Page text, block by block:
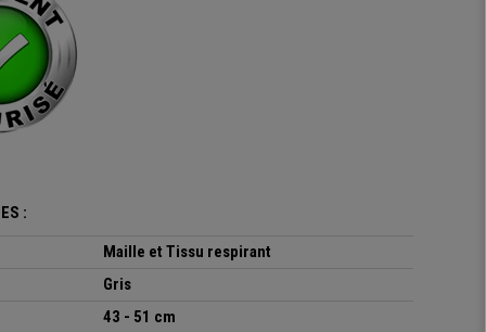
:
Maille et Tissu respirant
Gris
43 - 51 cm